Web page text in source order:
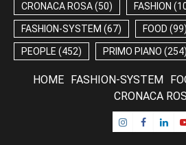
CRONACA ROSA(50) FASHION
FASHION-SYSTEM (67) FOOD (99)
PEOPLE (452) PRIMO PIANO (254)
HOME FASHION-SYSTEM
CRONACA
Instagram